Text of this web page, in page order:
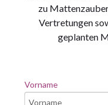
zu
Vertretungen
geplanten
Vorname